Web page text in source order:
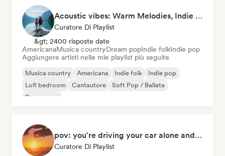
Acoustic vibes: Warm Melodies, Indie Folk & Singer-Songwriter 🏞️
Curatore Di Playlist
&gt; 2400 risposte date
AmericanaMusica countryDream popIndie folkIndie pop
Aggiungere artisti nelle mie playlist più seguite
Musica country Americana Indie folk
Indie pop
Lofi bedroom
Cantautore
Soft Pop / Ballata
Dream pop
pov: you're driving your car alone and it's golden hour
Curatore Di Playlist